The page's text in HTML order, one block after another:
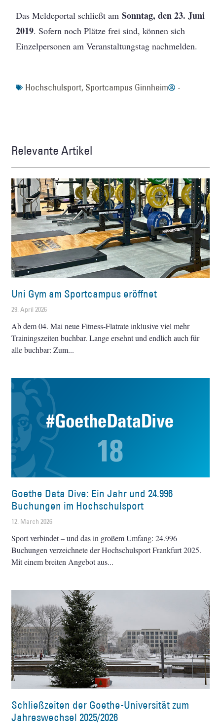
Das Meldeportal schließt am Sonntag, den 23. Juni
2019. Sofern noch Plätze frei sind, können sich
Einzelpersonen am Veranstaltungstag nachmelden.
Hochschulsport, Sportcampus Ginnheim -
Relevante Artikel
Uni Gym am Sportcampus eröffnet
29. April 2026
Ab dem 04. Mai neue Fitness-Flatrate inklusive viel mehr
Trainingszeiten buchbar. Lange ersehnt und endlich auch für
alle buchbar: Zum
Goethe Data Dive: Ein Jahr und 24.996
Buchungen im Hochschulsport
12. March 2026
Sport verbindet – und das in großem Umfang: 24.996
Buchungen verzeichnete der Hochschulsport Frankfurt 2025.
Mit einem breiten Angebot aus
Schließzeiten der Goethe-Universität zum
Jahreswechsel 2025/2026